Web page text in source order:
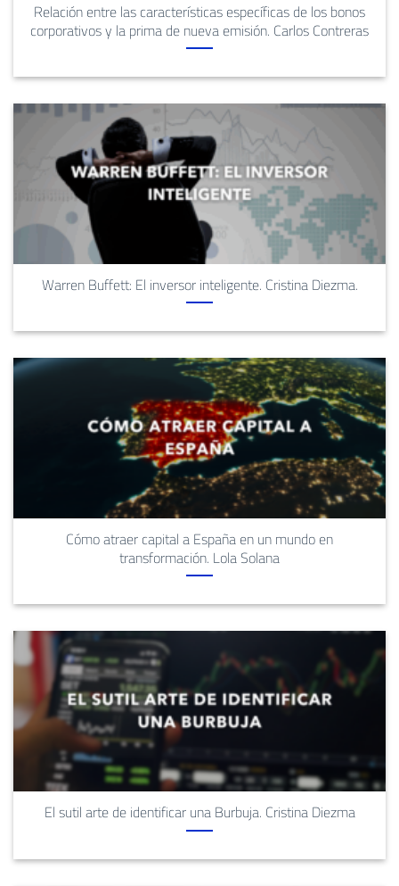
Relación entre las características específicas de los bonos
corporativos y la prima de nueva emisión. Carlos Contreras
Warren Buffett: El inversor inteligente. Cristina Diezma.
Cómo atraer capital a España en un mundo en
transformación. Lola Solana
El sutil arte de identificar una Burbuja. Cristina Diezma